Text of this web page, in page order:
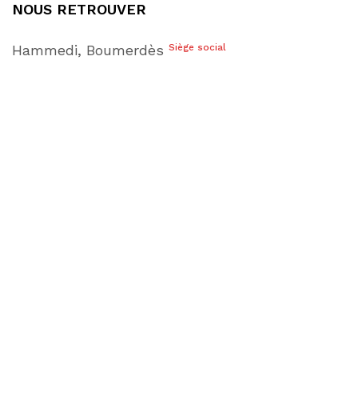
NOUS RETROUVER
Hammedi, Boumerdès Siège social